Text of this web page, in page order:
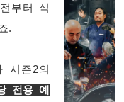
부터 식
.
시즌2의
전용 예